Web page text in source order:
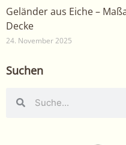
Geländer aus Eiche –
Decke
24. November 2025
Suchen